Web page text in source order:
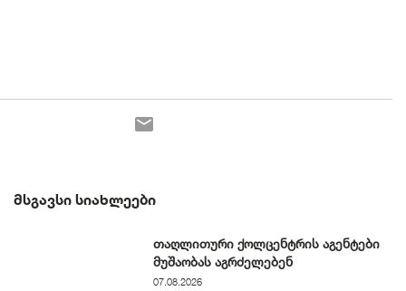
ᲛᲡᲒᲐᲕᲡᲘ ᲡᲘᲐᲮᲚᲔᲔᲑᲘ
თაღლითური ქოლცენტრის აგენტები
მუშაობას აგრძელებენ
07.08.2026